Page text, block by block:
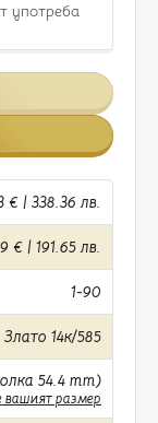
употреба
€ | 338.36 лв.
€ | 191.65 лв.
1-90
Злато 14к/585
54.4 mm)
вашият размер